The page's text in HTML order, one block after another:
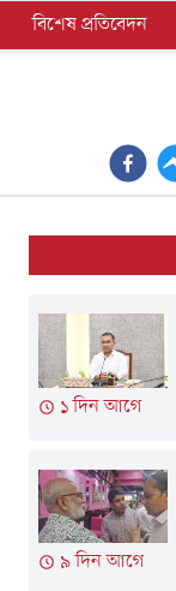
বিশেষ প্রতিবেদন
১ দিন আগে
৯ দিন আগে